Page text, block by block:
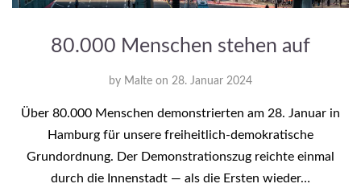
80.000 Menschen stehen auf
by Malte on 28. Januar 2024
Über 80.000 Menschen demonstrierten am 28. Januar in
Hamburg für unsere freiheitlich-demokratische
Grundordnung. Der Demonstrationszug reichte einmal
durch die Innenstadt — als die Ersten wieder…